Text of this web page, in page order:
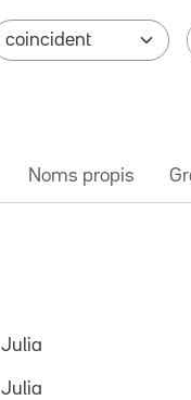
Noms propis
Julia
Julia